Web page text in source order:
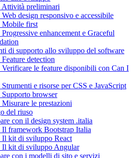
Attività preliminari
design responsivo e accessibile
Mobile first
enhancement e Graceful
di supporto allo sviluppo del software
detection
Verificare le feature disponibili con Can I
e risorse per CSS e JavaScript
Supporto browser
Misurare le prestazioni
del riuso
con il design system .italia
Il framework Bootstrap Italia
Il kit di sviluppo React
Il kit di sviluppo Angular
con i modelli di sito e servizi